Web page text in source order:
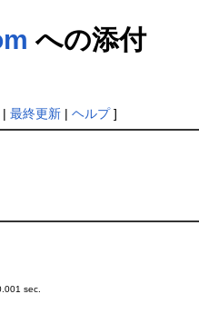
への添付
最終更新| ヘルプ]
sec.